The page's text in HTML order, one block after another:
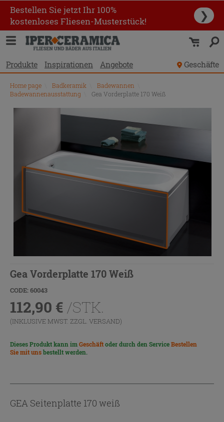
Bestellen Sie jetzt Ihr 100%
kostenloses Fliesen-Musterstück!
❯
Produkte Inspirationen Angebote Geschäfte
Home page Badkeramik Badewannen
Badewannenausstattung
Gea Vorderplatte 170 Weiß
Gea Vorderplatte 170 Weiß
CODE: 60043
112,90 € /STK.
(INKLUSIVE MWST. ZZGL. VERSAND)
Dieses Produkt kann imGeschäftoder durch den ServiceBestellen
Sie mit unsbestellt werden.
GEA Seitenplatte 170 weiß